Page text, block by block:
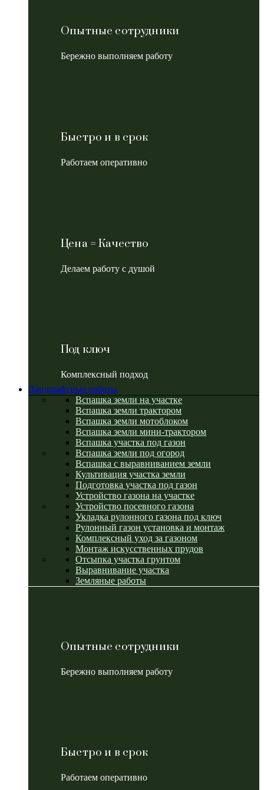
Опытные сотрудники
Бережно выполняем работу
Быстро и в срок
Работаем оперативно
Цена = Качество
Делаем работу с душой
Под ключ
Комплексный подход
Ландшафтные работы
Вспашка земли на участке
Вспашка земли трактором
Вспашка земли мотоблоком
Вспашка земли мини-трактором
Вспашка участка под газон
Вспашка земли под огород
Вспашка с выравниванием земли
Культивация участка земли
Подготовка участка под газон
Устройство газона на участке
Устройство посевного газона
Укладка рулонного газона под ключ
Рулонный газон установка и монтаж
Комплексный уход за газоном
Монтаж искусственных прудов
Отсыпка участка грунтом
Выравнивание участка
Земляные работы
Опытные сотрудники
Бережно выполняем работу
Быстро и в срок
Работаем оперативно